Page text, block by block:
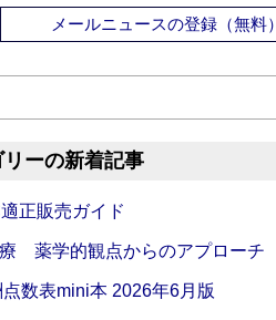
メールニュースの登録（無料）
ーの新着記事
正販売ガイド
療 薬学的観点からのアプローチ
点数表mini本 2026年6月版